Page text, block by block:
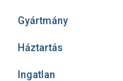
Gyártmány
Háztartás
Ingatlan